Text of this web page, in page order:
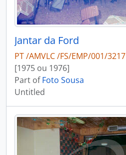
Jantar da Ford
PT /AMVLC /FS/EMP/001/3217
[1975 ou 1976]
Part ofFoto Sousa
Untitled